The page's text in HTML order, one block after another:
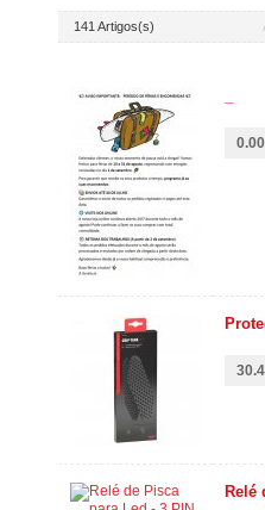
141 Artigos(s)
Relé